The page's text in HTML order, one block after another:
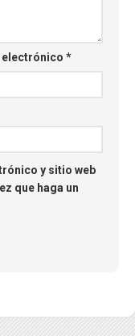
electrónico*
y sitio web
que haga un